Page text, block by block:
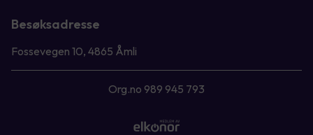
Besøksadresse
Fossevegen 10, 4865 Åmli
Org.no 989 945 793